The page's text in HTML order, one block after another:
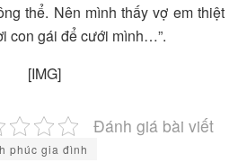
thể. Nên mình thấy vợ em thiệt
con gái để cưới mình…”.
Đánh giá bài viết
phúc gia đình